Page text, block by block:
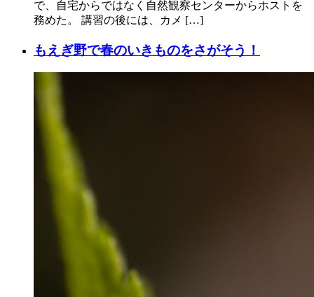
で、自宅からではなく自然観察センターからホストを
務めた。 講習の後には、カメ […]
もえぎ野で春のいきものをさがそう！